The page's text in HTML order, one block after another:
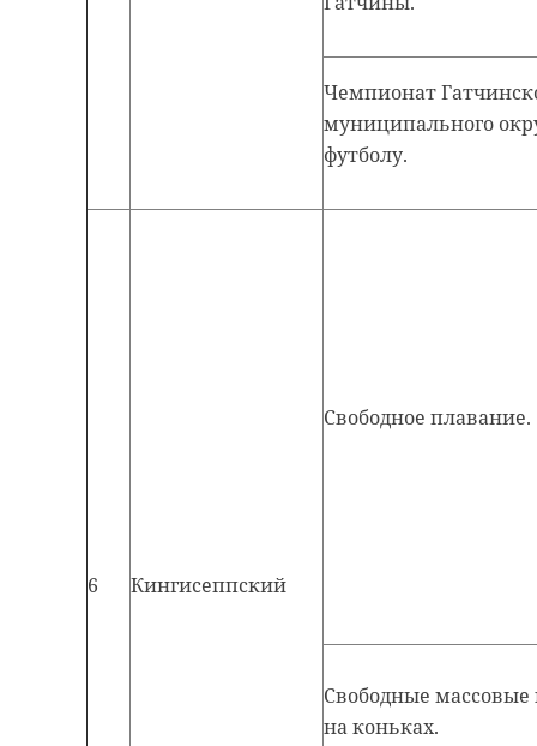
Чемпионат
муниципального
футболу.
6 Кингисеппский
Свободное плавание.
Свободные массовые
на коньках.